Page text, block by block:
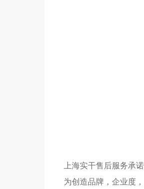
上海实干售后服务承
为创造品牌，企业度